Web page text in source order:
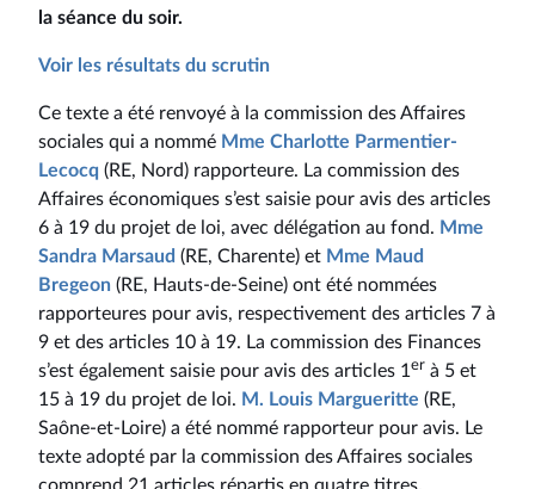
la séance du soir.
Voir les résultats du scrutin
Ce texte a été renvoyé à la commission des Affaires
sociales qui a nommé Mme Charlotte Parmentier-
Lecocq (RE, Nord) rapporteure. La commission des
Affaires économiques s’est saisie pour avis des articles
6 à 19 du projet de loi, avec délégation au fond. Mme
Sandra Marsaud (RE, Charente) et Mme Maud
Bregeon (RE, Hauts-de-Seine) ont été nommées
rapporteures pour avis, respectivement des articles 7 à
9 et des articles 10 à 19. La commission des Finances
s’est également saisie pour avis des articles 1 er à 5 et
15 à 19 du projet de loi. M. Louis Margueritte (RE,
Saône-et-Loire) a été nommé rapporteur pour avis. Le
texte adopté par la commission des Affaires sociales